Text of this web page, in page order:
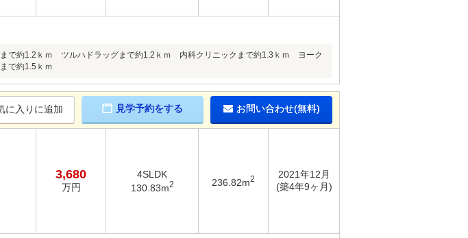
で約1.2ｋｍ ツルハドラッグまで約1.2ｋｍ 内科クリニックまで約1.3ｋｍ ヨーク
で約1.5ｋｍ
に入りに追加 見学予約をする お問い合わせ(無料)
3,680
万円
4SLDK
130.83m2 236.82m2
2021年12月
(築4年9ヶ月)